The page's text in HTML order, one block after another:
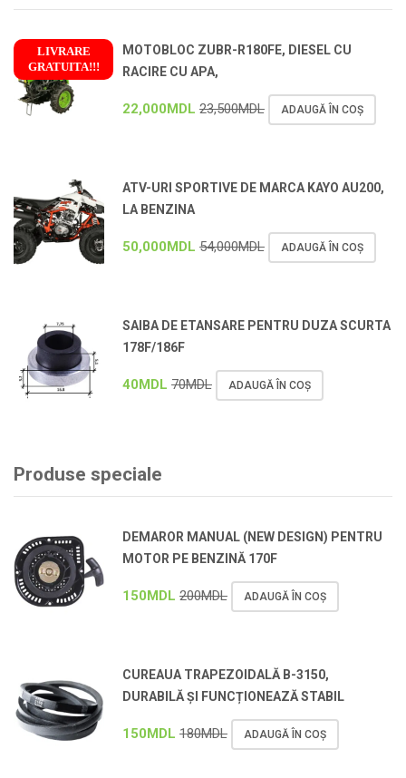
LIVRARE
GRATUITA!!!
!
MOTOBLOC ZUBR-R180FE, DIESEL CU
RACIRE CU APA,
22,000MDL 23,500MDL ADAUGĂ ÎN COȘ
ATV-URI SPORTIVE DE MARCA KAYO AU200,
LA BENZINA
50,000MDL 54,000MDL ADAUGĂ ÎN COȘ
SAIBA DE ETANSARE PENTRU DUZA SCURTA
178F/186F
40MDL 70MDL ADAUGĂ ÎN COȘ
Produse speciale
DEMAROR MANUAL (NEW DESIGN) PENTRU
MOTOR PE BENZINĂ 170F
150MDL 200MDL ADAUGĂ ÎN COȘ
CUREAUA TRAPEZOIDALĂ B-3150,
DURABILĂ ȘI FUNCȚIONEAZĂ STABIL
150MDL 180MDL ADAUGĂ ÎN COȘ